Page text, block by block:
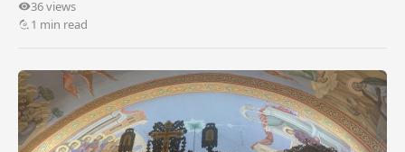
36 views
1 min read